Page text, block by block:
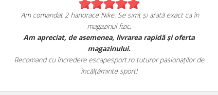
Am comandat 2 hanorace Nike. Se simt și arată exact ca în
magazinul fizic.
Am apreciat, de asemenea, livrarea rapidă și oferta
magazinului.
Recomand cu încredere escapesport.ro tuturor pasionaților de
încălțăminte sport!